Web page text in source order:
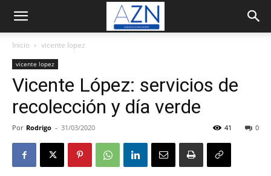
Inicio vicente lopez
vicente lopez
Vicente López: servicios de
recolección y día verde
Por Rodrigo - 31/03/2020 0
41